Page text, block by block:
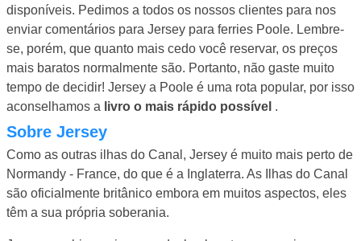
disponíveis. Pedimos a todos os nossos clientes para nos
enviar comentários para Jersey para ferries Poole. Lembre-
se, porém, que quanto mais cedo você reservar, os preços
mais baratos normalmente são. Portanto, não gaste muito
tempo de decidir! Jersey a Poole é uma rota popular, por isso
aconselhamos a livro o mais rápido possível .
Sobre Jersey
Como as outras ilhas do Canal, Jersey é muito mais perto de
Normandy - France, do que é a Inglaterra. As Ilhas do Canal
são oficialmente britânico embora em muitos aspectos, eles
têm a sua própria soberania.